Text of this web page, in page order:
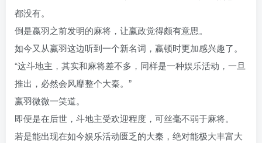
都没有。
倒是嬴羽之前发明的麻将，让嬴政觉得颇有意思。
如今又从嬴羽这边听到一个新名词，嬴顿时更加感兴趣了。
“这斗地主，其实和麻将差不多，同样是一种娱乐活动，一旦
推出，必然会风靡整个大秦。”
嬴羽微微一笑道。
即便是在后世，斗地主受欢迎程度，可丝毫不弱于麻将。
若是能出现在如今娱乐活动匮乏的大秦，绝对能极大丰富大